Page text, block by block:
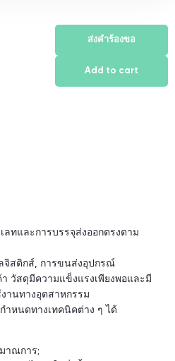
ส่งคำร้องขอ
Add to cart
ลทและการบรรจุส่งออกตรงตาม
จิสติกส์, การขนส่งอุปกรณ์
วัสดุมีความแข็งแรงเพียงพอและมี
านทางอุตสาหกรรม
หนดทางเทคนิคต่าง ๆ ได้
าณการ;